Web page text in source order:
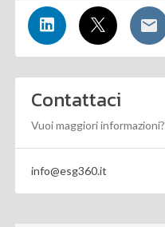
Contattaci
Vuoi maggiori informazioni?
info@esg360.it